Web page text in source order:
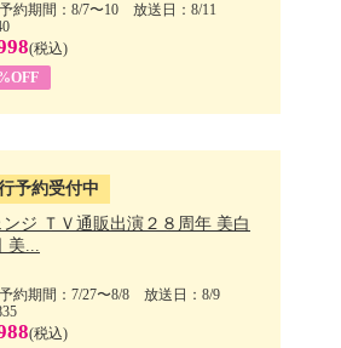
約期間：8/7〜10 放送日：8/11
(税込)
予約受付中
ンジ ＴＶ通販出演２８周年 美白
美...
約期間：7/27〜8/8 放送日：8/9
(税込)